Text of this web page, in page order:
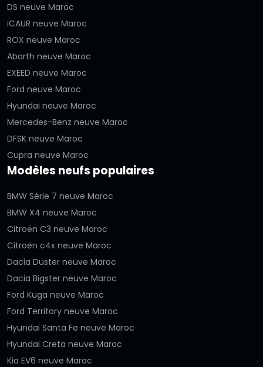
DS neuve Maroc
iCAUR neuve Maroc
ROX neuve Maroc
Abarth neuve Maroc
EXEED neuve Maroc
Ford neuve Maroc
Hyundai neuve Maroc
Mercedes-Benz neuve Maroc
DFSK neuve Maroc
Cupra neuve Maroc
Modèles neufs populaires
BMW Série 7 neuve Maroc
BMW X4 neuve Maroc
Citroën C3 neuve Maroc
Citroën c4x neuve Maroc
Dacia Duster neuve Maroc
Dacia Bigster neuve Maroc
Ford Kuga neuve Maroc
Ford Territory neuve Maroc
Hyundai Santa Fe neuve Maroc
Hyundai Creta neuve Maroc
Kia EV6 neuve Maroc